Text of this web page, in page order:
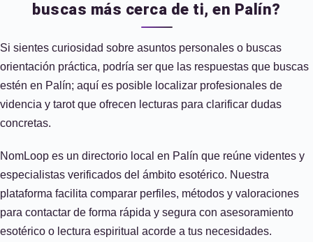
buscas más cerca de ti, en Palín?
Si sientes curiosidad sobre asuntos personales o buscas
orientación práctica, podría ser que las respuestas que buscas
estén en Palín; aquí es posible localizar profesionales de
videncia y tarot que ofrecen lecturas para clarificar dudas
concretas.
NomLoop es un directorio local en Palín que reúne videntes y
especialistas verificados del ámbito esotérico. Nuestra
plataforma facilita comparar perfiles, métodos y valoraciones
para contactar de forma rápida y segura con asesoramiento
esotérico o lectura espiritual acorde a tus necesidades.